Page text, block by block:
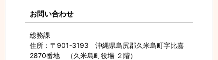
お問い合わせ
総務課
住所 ：〒901-3193 沖縄県島尻郡久米島町字比嘉
2870番地 （久米島町役場 ２階）